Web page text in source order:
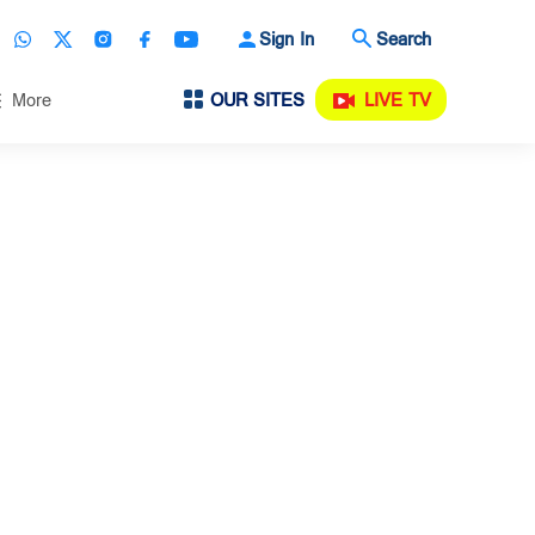
Sign In Search
More OUR SITES LIVE TV